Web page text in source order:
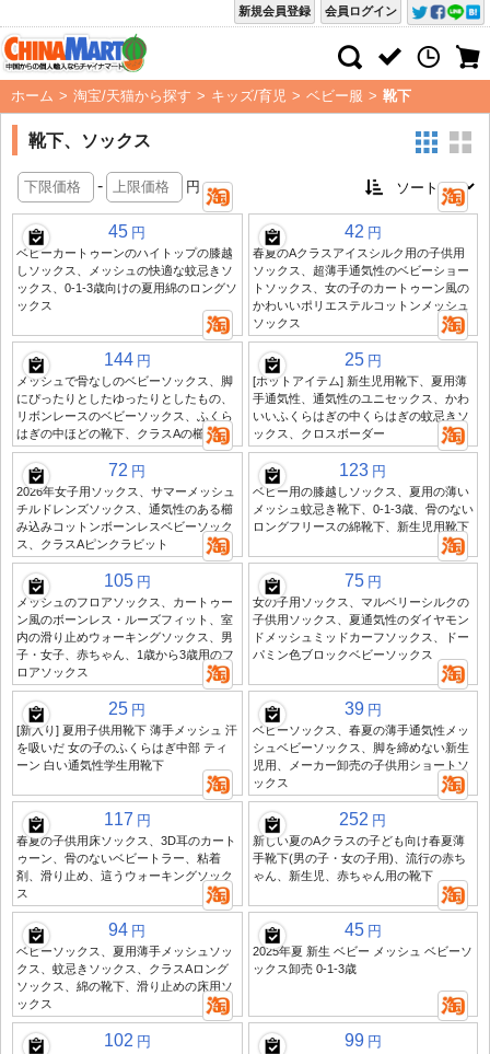
会員ログイン
新規会員登録
ホーム > 淘宝/天猫から探す > キッズ/育児 > ベビー服 > 靴下
靴下、ソックス
- 円
45 円
ベビーカートゥーンのハイトップの膝越
しソックス、メッシュの快適な蚊忌きソ
ックス、0-1-3歳向けの夏用綿のロングソ
ックス
42 円
春夏のAクラスアイスシルク用の子供用
ソックス、超薄手通気性のベビーショー
トソックス、女の子のカートゥーン風の
かわいいポリエステルコットンメッシュ
ソックス
144 円
メッシュで骨なしのベビーソックス、脚
にぴったりとしたゆったりとしたもの、
リボンレースのベビーソックス、ふくら
はぎの中ほどの靴下、クラスAの櫛綿
25 円
[ホットアイテム] 新生児用靴下、夏用薄
手通気性、通気性のユニセックス、かわ
いいふくらはぎの中くらはぎの蚊忌きソ
ックス、クロスボーダー
72 円
2026年女子用ソックス、サマーメッシュ
チルドレンズソックス、通気性のある櫛
み込みコットンボーンレスベビーソック
ス、クラスAピンクラビット
123 円
ベビー用の膝越しソックス、夏用の薄い
メッシュ蚊忌き靴下、0-1-3歳、骨のない
ロングフリースの綿靴下、新生児用靴下
105 円
メッシュのフロアソックス、カートゥー
ン風のボーンレス・ルーズフィット、室
内の滑り止めウォーキングソックス、男
子・女子、赤ちゃん、1歳から3歳用のフ
ロアソックス
75 円
女の子用ソックス、マルベリーシルクの
子供用ソックス、夏通気性のダイヤモン
ドメッシュミッドカーフソックス、ドー
パミン色ブロックベビーソックス
25 円
[新入り] 夏用子供用靴下 薄手メッシュ 汗
を吸いだ 女の子のふくらはぎ中部 ティ
ーン 白い通気性学生用靴下
39 円
ベビーソックス、春夏の薄手通気性メッ
シュベビーソックス、脚を締めない新生
児用、メーカー卸売の子供用ショートソ
ックス
117 円
春夏の子供用床ソックス、3D耳のカート
ゥーン、骨のないベビートラー、粘着
剤、滑り止め、這うウォーキングソック
ス
252 円
新しい夏のAクラスの子ども向け春夏薄
手靴下(男の子・女の子用)、流行の赤ち
ゃん、新生児、赤ちゃん用の靴下
94 円
ベビーソックス、夏用薄手メッシュソッ
クス、蚊忌きソックス、クラスAロング
ソックス、綿の靴下、滑り止めの床用ソ
ックス
45 円
2025年夏 新生 ベビー メッシュ ベビーソ
ックス卸売 0-1-3歳
102 円 99 円